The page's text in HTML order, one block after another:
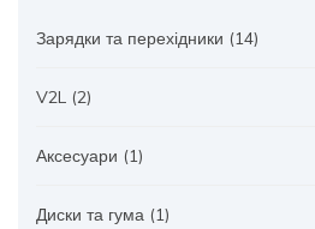
Зарядки та перехідники (14)
V2L (2)
Аксесуари (1)
Диски та гума (1)